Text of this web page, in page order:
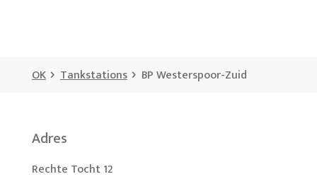
OK Tankstations BP Westerspoor-Zuid
Adres
Rechte Tocht 12